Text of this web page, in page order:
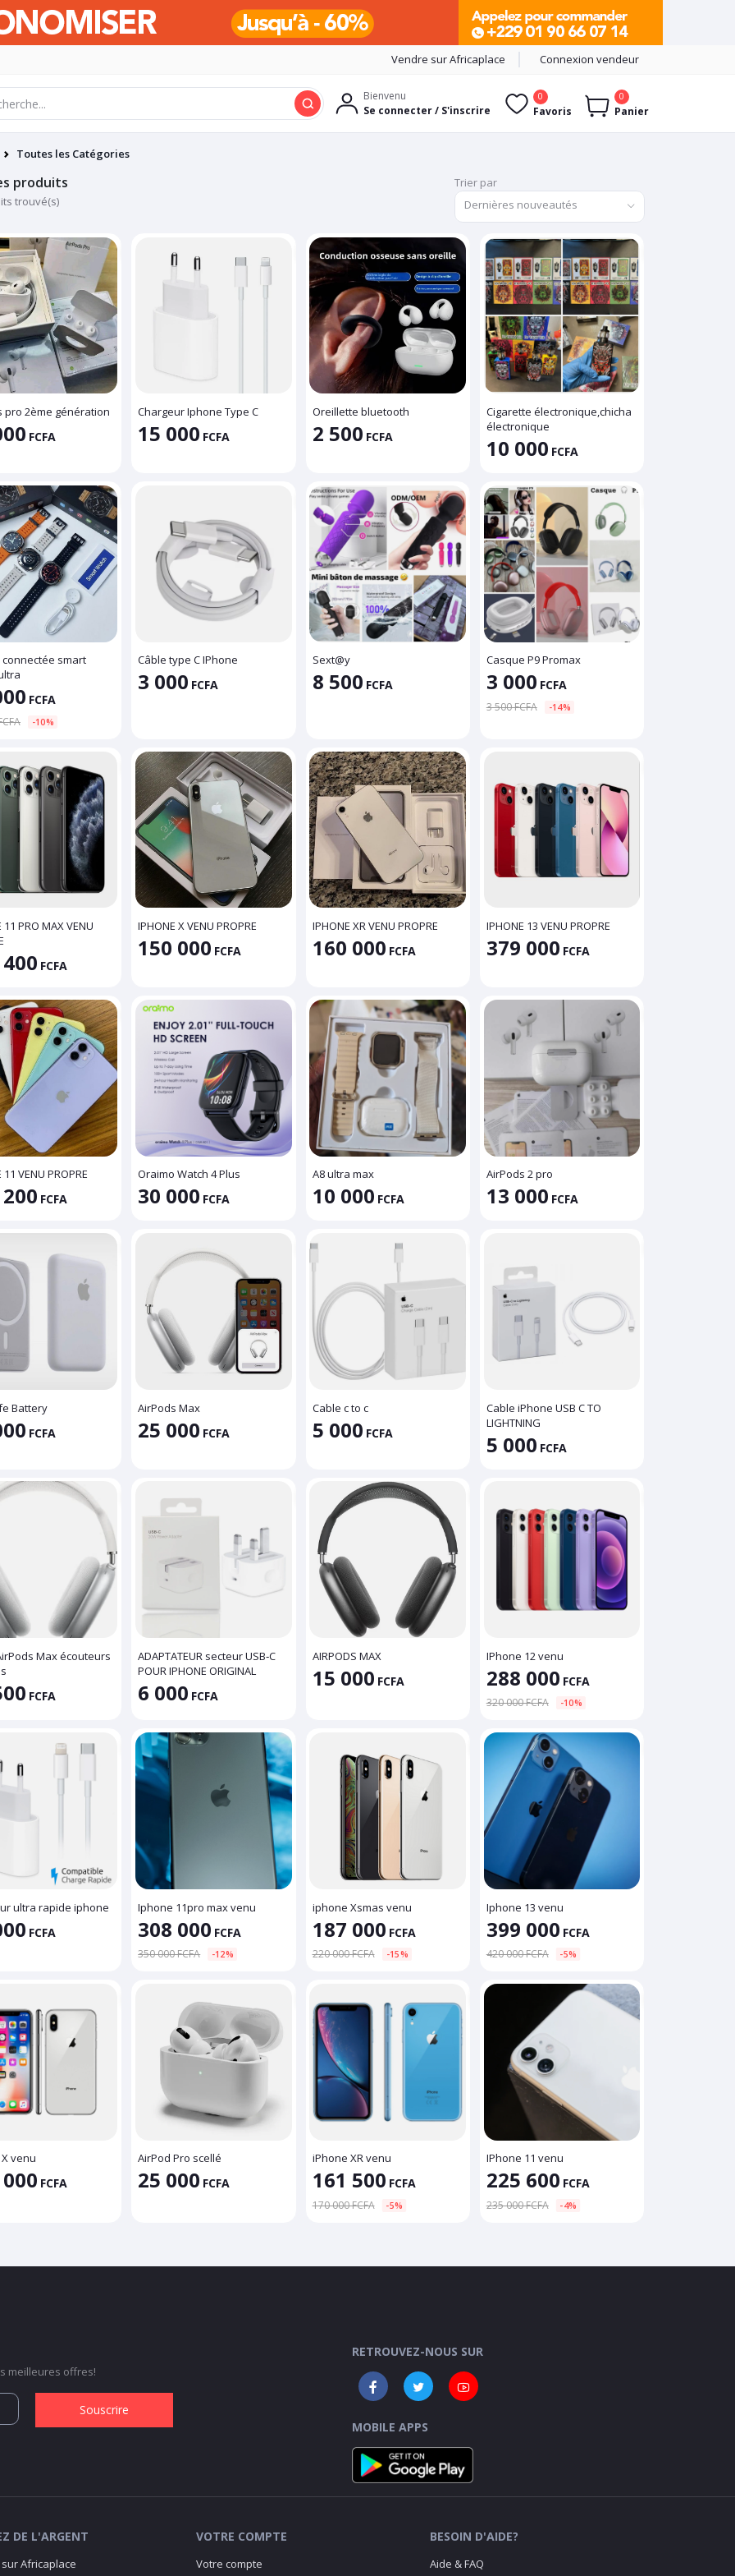
Vendre sur Africaplace Connexion vendeur
Bienvenu
Se connecter / S'inscrire
0
Favoris
0
Panier
Toutes les Catégories
produits
trouvé(s)
Trier par
Dernières nouveautés
pro 2ème génération
FCFA
Chargeur Iphone Type C
15 000 FCFA
Oreillette bluetooth
2 500 FCFA
Cigarette électronique,chicha
électronique
10 000 FCFA
smart
FCFA
-10%
Câble type C IPhone
3 000 FCFA
Sext@y
8 500 FCFA
Casque P9 Promax
3 000 FCFA
3 500 FCFA -14%
11 PRO MAX VENU
FCFA
IPHONE X VENU PROPRE
150 000 FCFA
IPHONE XR VENU PROPRE
160 000 FCFA
IPHONE 13 VENU PROPRE
379 000 FCFA
11 VENU PROPRE
FCFA
Oraimo Watch 4 Plus
30 000 FCFA
A8 ultra max
10 000 FCFA
AirPods 2 pro
13 000 FCFA
Battery
FCFA
AirPods Max
25 000 FCFA
Cable c to c
5 000 FCFA
Cable iPhone USB C TO
LIGHTNING
5 000 FCFA
Max écouteurs
FCFA
ADAPTATEUR secteur USB‑C
POUR IPHONE ORIGINAL
6 000 FCFA
AIRPODS MAX
15 000 FCFA
IPhone 12 venu
288 000 FCFA
320 000 FCFA -10%
ultra rapide iphone
FCFA
Iphone 11pro max venu
308 000 FCFA
350 000 FCFA -12%
iphone Xsmas venu
187 000 FCFA
220 000 FCFA -15%
Iphone 13 venu
399 000 FCFA
420 000 FCFA -5%
venu
FCFA
AirPod Pro scellé
25 000 FCFA
iPhone XR venu
161 500 FCFA
170 000 FCFA -5%
IPhone 11 venu
225 600 FCFA
235 000 FCFA -4%
meilleures offres!
Souscrire
RETROUVEZ-NOUS SUR
MOBILE APPS
DE L'ARGENT
Africaplace
VOTRE COMPTE
Votre compte
BESOIN D'AIDE?
Aide & FAQ